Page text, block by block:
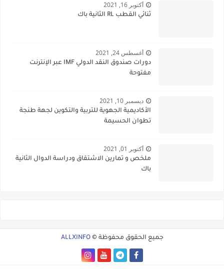
أكتوبر 16, 2021
ثنائي القطب RL الثانية باك
أغسطس 24, 2021
دورات صندوق النقد الدولي IMF عبر الإنترنت
مفتوحة
ديسمبر 10, 2021
الأكاديمية الجهوية للتربية والتكوين لجهة طنجة
تطوان الحسيمة
أكتوبر 01, 2021
ملخص و تمارين الاشتقاق ودراسة الدوال الثانية
باك
جميع الحقوق محفوظة © ALLXINFO